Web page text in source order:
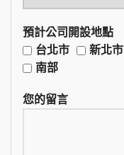
預計公司開設地點
台北市
新北市
南部
您的留言